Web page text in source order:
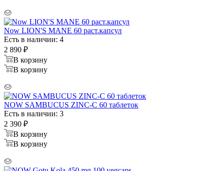
Now LION'S MANE 60 раст.капсул
Есть в наличии: 4
2 890 ₽
В корзину
В корзину
NOW SAMBUCUS ZINC-C 60 таблеток
Есть в наличии: 3
2 390 ₽
В корзину
В корзину